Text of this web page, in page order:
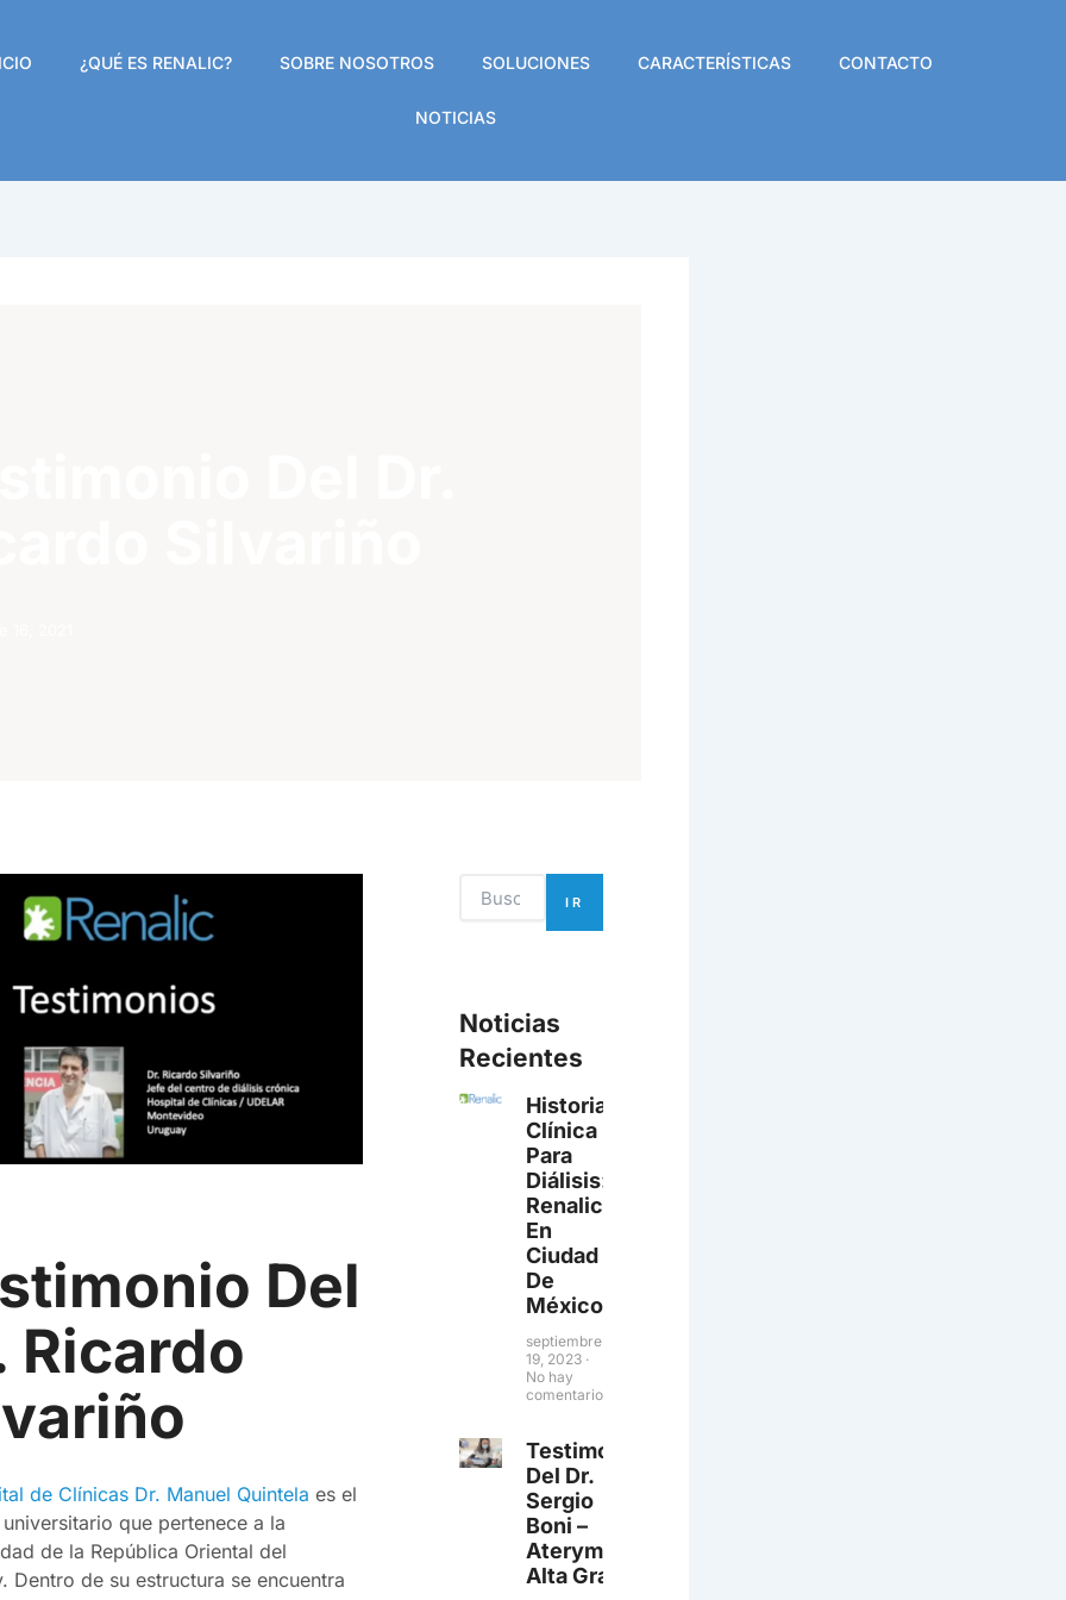
¿QUÉ ES RENALIC? SOBRE NOSOTROS SOLUCIONES CARACTERÍSTICAS CONTACTO
NOTICIAS
Del
Ricardo
de Clínicas Dr. Manuel Quintela es el
que pertenece a la
de la República Oriental del
Dentro de su estructura se encuentra
IR
Noticias
Recientes
Historia
Clínica
Para
Diálisis:
Renalic
En
Ciudad
De
México
septiembre
19, 2023
No hay
comentarios
Testimonio
Del Dr.
Sergio
Boni –
Aterym
Alta Gracia